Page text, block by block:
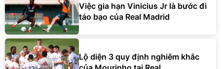
Việc gia hạn Vinicius Jr là bước đi
táo bạo của Real Madrid
Lộ diện 3 quy định nghiêm khắc